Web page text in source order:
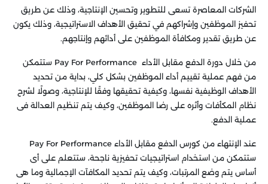
الشركات المعاصرة تسعى للتطوير وتحسين الإنتاجية، وذلك عن طريق
تحفيز الموظفين وإشراكهم في تحقيق الأهداف الاستراتيجية، وذلك يكون
عن طريق تقدير ومكافأة الموظفين على أدائهم وإنتاجهم.
من خلال
دورة الدفع مقابل الأداء Pay For Performance ستتمكن
من فهم عملية تقييم أداء الموظفين بشكل كلي، بداية من تحديد
الأهداف الوظيفية نفسها، وكيفية تحقيقها وفقًا للإنتاجية، وصولًا لشرح
نظام المكأفات وأثره على رضا الموظفين، وكيف يتم تنظيم العدالة فى
عملية الدفع.
عند الإنتهاء من كورس الدفع مقابل الأداء Pay For Performance
ستتمكن من استخدام استراتيجيات تحفيزية ناجحة، ستتعلم على أى
أساس يتم وضع المرتبات، وكيف يتم تحديد المكافآت الإجمالية وما هى